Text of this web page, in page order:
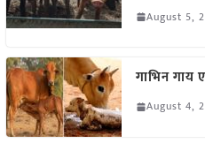
August 5,
गाभिन गाय
August 4,